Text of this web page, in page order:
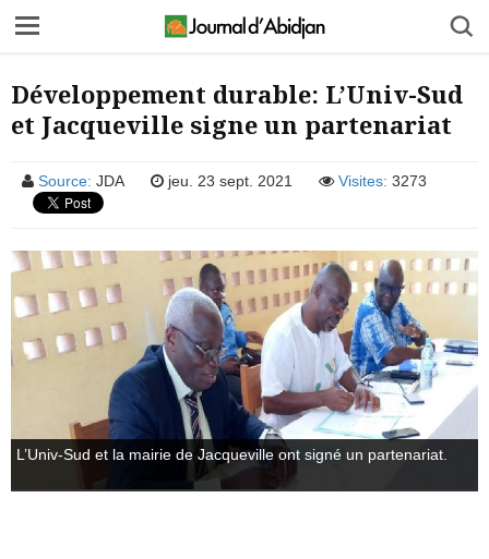
Développement durable: L’Univ-Sud
et Jacqueville signe un partenariat
Source: JDA jeu. 23 sept. 2021 Visites: 3273
L’Univ-Sud et la mairie de Jacqueville ont signé un partenariat.